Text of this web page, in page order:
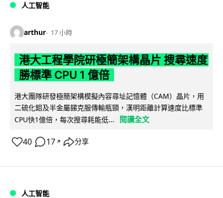
人工智能
arthur 17 小時
港大工程學院研極簡架構晶片 搜尋速度
勝標準 CPU 1 億倍
港大團隊研發極簡架構模擬內容尋址記憶體（CAM）晶片，用
二硫化鉬及半金屬銻克服傳輸瓶頸，漢明距離計算速度比標準
CPU快1億倍，每次搜尋耗能低...
閱讀全文
40 17 ↗ 分享
人工智能